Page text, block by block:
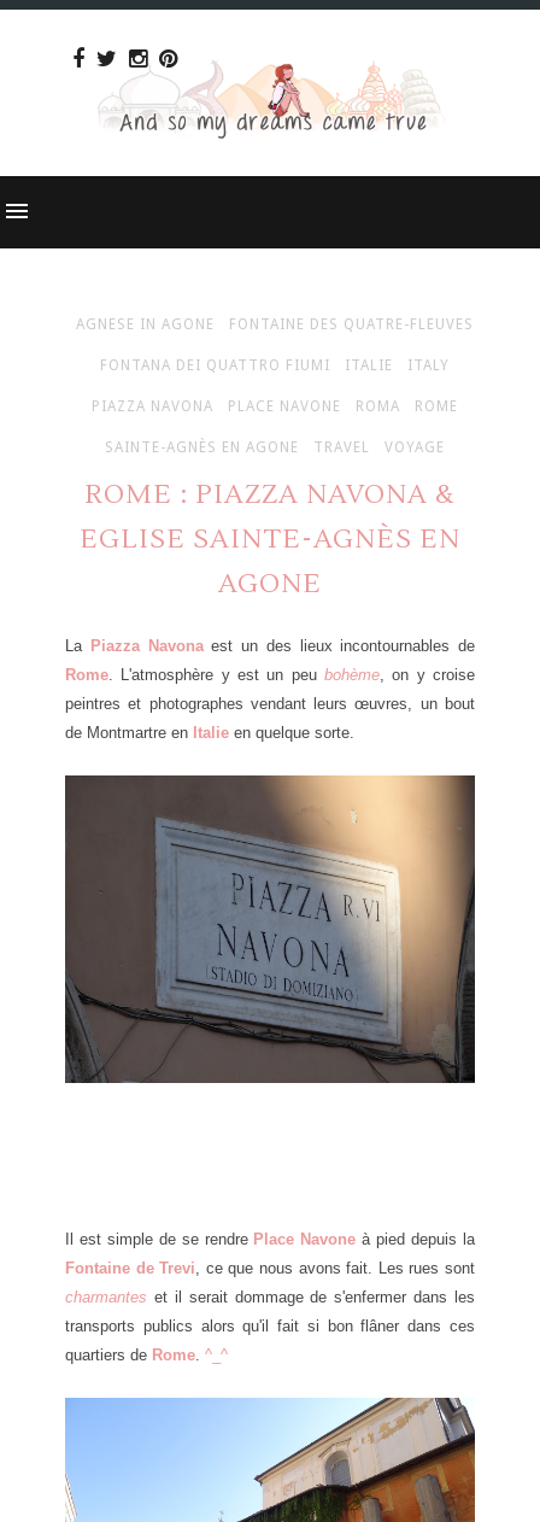
AGNESE IN AGONE FONTAINE DES QUATRE-FLEUVES
FONTANA DEI QUATTRO FIUMI ITALIE ITALY
PIAZZA NAVONA PLACE NAVONE ROMA ROME
SAINTE-AGNÈS EN AGONE TRAVEL VOYAGE
ROME : PIAZZA NAVONA &
EGLISE SAINTE-AGNÈS EN
AGONE
La Piazza Navonaest un des lieux incontournables de
Rome. L'atmosphère y est un peu bohème, on y croise
peintres et photographes vendant leurs œuvres, un bout
de Montmartre en Italie en quelque sorte.
Il est simple de se rendre Place Navone à pied depuis la
Fontaine de Trevi, ce que nous avons fait. Les rues sont
charmantes et il serait dommage de s'enfermer dans les
transports publics alors qu'il fait si bon flâner dans ces
quartiers de Rome. ^_^